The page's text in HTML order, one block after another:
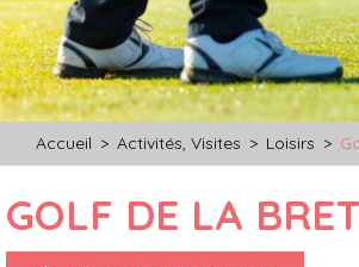
Accueil > Activités, Visites > Loisirs >
GOLF DE LA